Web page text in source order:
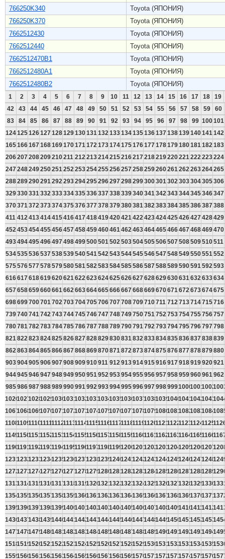
766250K340
Toyota (ЯПОНИЯ)
766250K370
Toyota (ЯПОНИЯ)
7662512430
Toyota (ЯПОНИЯ)
7662512440
Toyota (ЯПОНИЯ)
7662512470B1
Toyota (ЯПОНИЯ)
7662512480A1
Toyota (ЯПОНИЯ)
7662512480B2
Toyota (ЯПОНИЯ)
1 2 3 4 5 6 7 8 9 10 11 12 13 14 15 16 17 18
19
42
43 44 45 46 47 48 49 50 51 52 53 54 55 56 57 58 59
60
83
84 85 86 87 88 89 90 91 92 93 94 95 96 97 98 99 100101
124125126127128129130131 132 133134135136137138139140141 142
165166167168169170171 172 173174175176177178179180181 182 183
206207208209210211 212 213214215216217218219220221 222 223224
247248249250251 252 253254255256257258259260261 262 263264265
288289290291 292 293294295296297298299300301 302 303304305306
329330331 332 333334335336337338339340341 342 343344345346347
370371 372 373374375376377378379380381 382 383384385386387388
411 412 413414415416417418419420421 422 423424425426427428429
452 453454455456457458459460461 462 463464465466467468469470
493494495496497498499500501 502 503504505506507508509510511
534535536537538539540541 542 543544545546547548549550551 552
575576577578579580581 582 583584585586587588589590591 592 593
616617618619620621 622 623624625626627628629630631 632 633634
657658659660661 662 663664665666667668669670671 672 673674675
698699700701 702 703704705706707708709710711 712 713714715716
739740741 742 743744745746747748749750751 752 753754755756757
780781 782 783784785786787788789790791 792 793794795796797798
821 822 823824825826827828829830831 832 833834835836837838839
862 863864865866867868869870871 872 873874875876877878879880
903904905906907908909910911 912 913914915916917918919920921
944945946947948949950951 952 953954955956957958959960961 962
985986987988989990991 992 993994995996997998999100010011002
102610271028102910301031103210331034103510361037103810391040104110421043
106710681069107010711072107310741075107610771078107910801081108210831084
110811091110111111121113111411151116111711181119112011211122112311241125
114911501151115211531154115511561157115811591160116111621163116411651166
119011911192119311941195119611971198119912001201120212031204120512061207
123112321233123412351236123712381239124012411242124312441245124612471248
127212731274127512761277127812791280128112821283128412851286128712881289
131313141315131613171318131913201321132213231324132513261327132813291330
135413551356135713581359136013611362136313641365136613671368136913701371
139513961397139813991400140114021403140414051406140714081409141014111412
143614371438143914401441144214431444144514461447144814491450145114521453
147714781479148014811482148314841485148614871488148914901491149214931494
151815191520152115221523152415251526152715281529153015311532153315341535
155915601561156215631564156515661567156815691570157115721573157415751576